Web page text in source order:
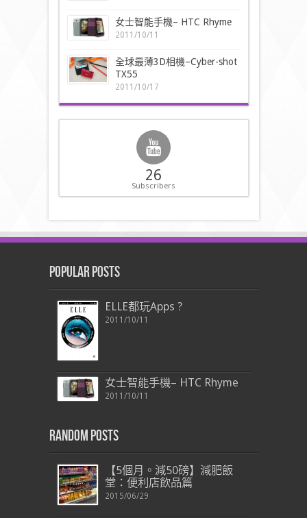
女士智能手機– HTC Rhyme
2011/10/11
全球最薄3D相機–Cyber-shot
TX55
2011/10/17
26
Subscribers
Popular Posts
ELLE都玩Apps ?
2011/10/11
女士智能手機– HTC Rhyme
2011/10/11
Random Posts
【5個月。減50磅】減肥飯
堂：便利店飲品篇
2015/06/29